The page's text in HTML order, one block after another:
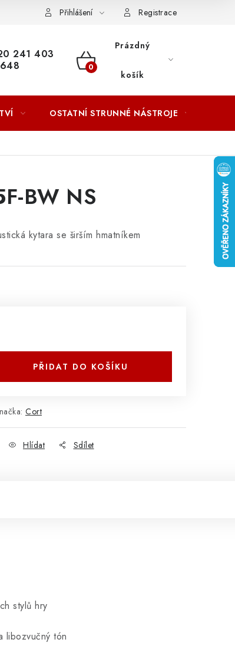
OSOBNÍCH ÚDAJŮ
Přihlášení Registrace
241 403
648
NÁKUPNÍ
Prázdný
košík
OSTATNÍ STRUNNÉ NÁSTROJE
BW NS
kytara se širším hmatníkem
PŘIDAT DO KOŠÍKU
Cort
Hlídat Sdílet
stylů hry
libozvučný tón